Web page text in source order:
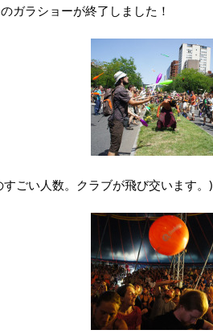
ガラショーが終了しました！
ごい人数。クラブが飛び交います。)